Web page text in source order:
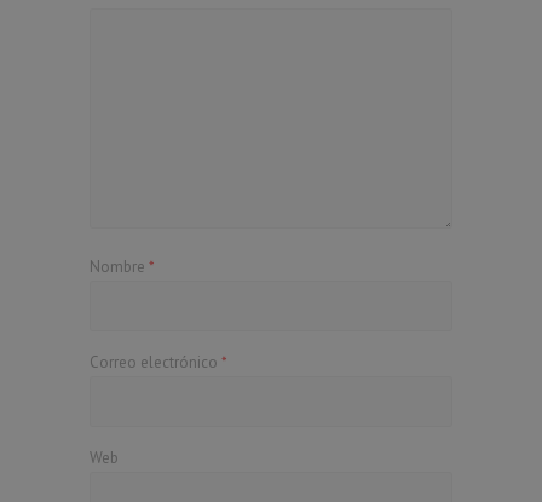
Nombre *
Correo electrónico *
Web